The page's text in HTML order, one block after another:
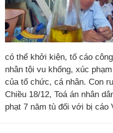
có thể khởi kiện, tố cáo
nhân tội vu khống, xúc
của tổ chức, cá nhân. Con
Chiều 18/12, Toá án nhân
phạt 7 năm tù đối với bị cáo